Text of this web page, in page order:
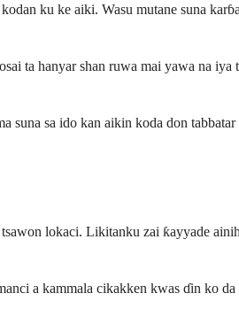
ku ke aiki. Wasu mutane suna
ta hanyar shan ruwa mai yawa na iya
sa ido kan aikin koda don
lokaci. Likitanku zai ƙayyade
a kammala cikakken kwas ɗin ko